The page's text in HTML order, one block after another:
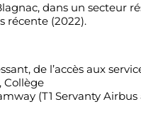
dans un
récente (2022).
de l’accès aux
Collège
(T1 Servanty